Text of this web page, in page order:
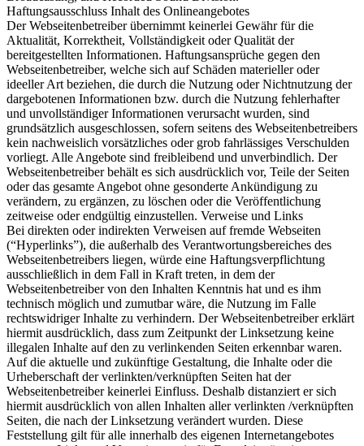
Haftungsausschluss Inhalt des Onlineangebotes
Der Webseitenbetreiber übernimmt keinerlei Gewähr für die
Aktualität, Korrektheit, Vollständigkeit oder Qualität der
bereitgestellten Informationen. Haftungsansprüche gegen den
Webseitenbetreiber, welche sich auf Schäden materieller oder
ideeller Art beziehen, die durch die Nutzung oder Nichtnutzung der
dargebotenen Informationen bzw. durch die Nutzung fehlerhafter
und unvollständiger Informationen verursacht wurden, sind
grundsätzlich ausgeschlossen, sofern seitens des Webseitenbetreibers
kein nachweislich vorsätzliches oder grob fahrlässiges Verschulden
vorliegt. Alle Angebote sind freibleibend und unverbindlich. Der
Webseitenbetreiber behält es sich ausdrücklich vor, Teile der Seiten
oder das gesamte Angebot ohne gesonderte Ankündigung zu
verändern, zu ergänzen, zu löschen oder die Veröffentlichung
zeitweise oder endgültig einzustellen. Verweise und Links
Bei direkten oder indirekten Verweisen auf fremde Webseiten
(“Hyperlinks”), die außerhalb des Verantwortungsbereiches des
Webseitenbetreibers liegen, würde eine Haftungsverpflichtung
ausschließlich in dem Fall in Kraft treten, in dem der
Webseitenbetreiber von den Inhalten Kenntnis hat und es ihm
technisch möglich und zumutbar wäre, die Nutzung im Falle
rechtswidriger Inhalte zu verhindern. Der Webseitenbetreiber erklärt
hiermit ausdrücklich, dass zum Zeitpunkt der Linksetzung keine
illegalen Inhalte auf den zu verlinkenden Seiten erkennbar waren.
Auf die aktuelle und zukünftige Gestaltung, die Inhalte oder die
Urheberschaft der verlinkten/verknüpften Seiten hat der
Webseitenbetreiber keinerlei Einfluss. Deshalb distanziert er sich
hiermit ausdrücklich von allen Inhalten aller verlinkten /verknüpften
Seiten, die nach der Linksetzung verändert wurden. Diese
Feststellung gilt für alle innerhalb des eigenen Internetangebotes